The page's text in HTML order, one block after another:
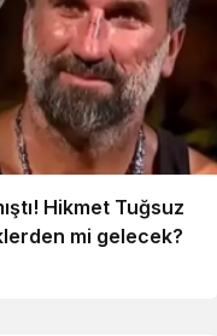
Hikmet Tuğsuz
mi gelecek?